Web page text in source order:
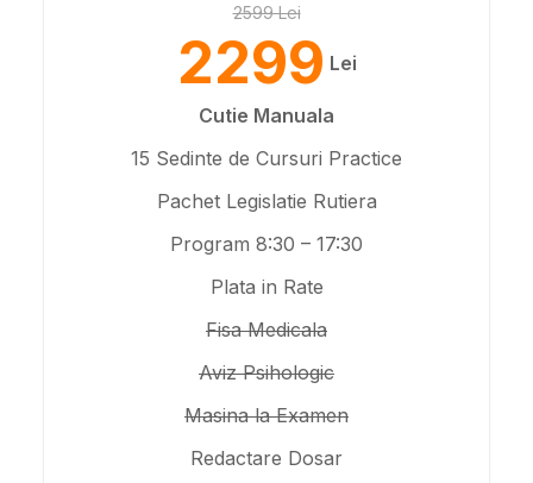
2599 Lei
2299 Lei
Cutie Manuala
15 Sedinte de Cursuri Practice
Pachet Legislatie Rutiera
Program 8:30 – 17:30
Plata in Rate
Fisa Medicala
Aviz Psihologic
Masina la Examen
Redactare Dosar